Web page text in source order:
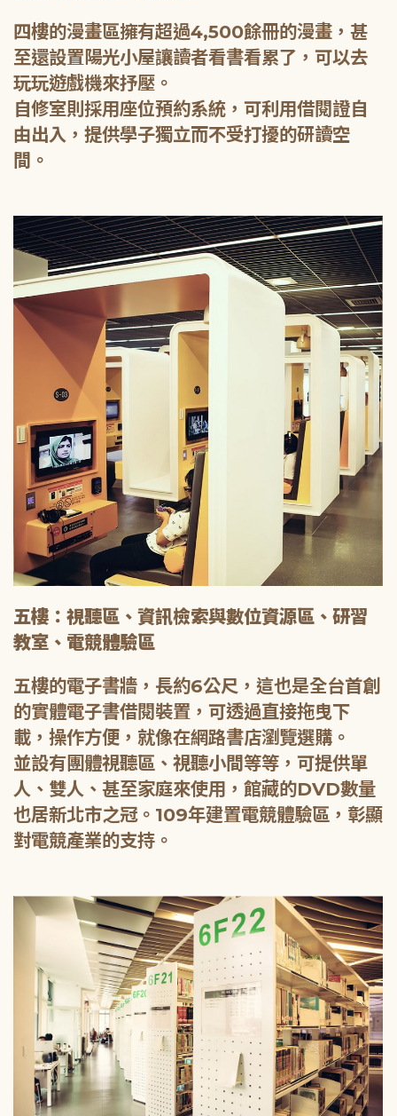
四樓的漫畫區擁有超過4,500餘冊的漫畫，甚
至還設置陽光小屋讓讀者看書看累了，可以去
玩玩遊戲機來抒壓。
自修室則採用座位預約系統，可利用借閱證自
由出入，提供學子獨立而不受打擾的研讀空
間。
五樓：視聽區、資訊檢索與數位資源區、研習
教室、電競體驗區
五樓的電子書牆，長約6公尺，這也是全台首創
的實體電子書借閱裝置，可透過直接拖曳下
載，操作方便，就像在網路書店瀏覽選購。
並設有團體視聽區、視聽小間等等，可提供單
人、雙人、甚至家庭來使用，館藏的DVD數量
也居新北市之冠。109年建置電競體驗區，彰顯
對電競產業的支持。